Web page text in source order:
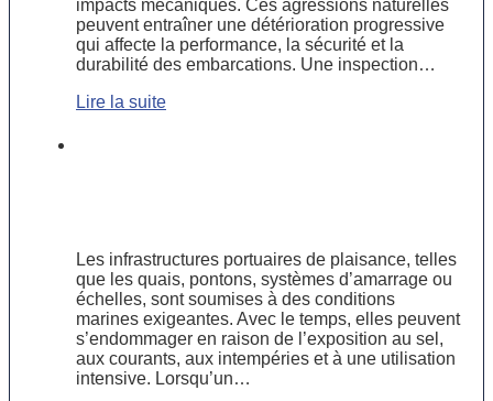
impacts mécaniques. Ces agressions naturelles
peuvent entraîner une détérioration progressive
qui affecte la performance, la sécurité et la
durabilité des embarcations. Une inspection…
Lire la suite
Les infrastructures portuaires de plaisance, telles
que les quais, pontons, systèmes d’amarrage ou
échelles, sont soumises à des conditions
marines exigeantes. Avec le temps, elles peuvent
s’endommager en raison de l’exposition au sel,
aux courants, aux intempéries et à une utilisation
intensive. Lorsqu’un…